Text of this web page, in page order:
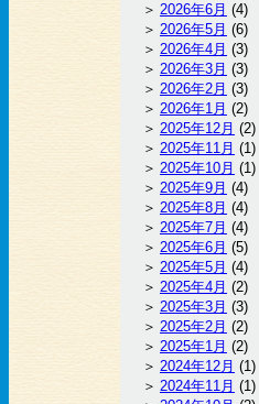
2026年6月 (4)
2026年5月 (6)
2026年4月 (3)
2026年3月 (3)
2026年2月 (3)
2026年1月 (2)
2025年12月 (2)
2025年11月 (1)
2025年10月 (1)
2025年9月 (4)
2025年8月 (4)
2025年7月 (4)
2025年6月 (5)
2025年5月 (4)
2025年4月 (2)
2025年3月 (3)
2025年2月 (2)
2025年1月 (2)
2024年12月 (1)
2024年11月 (1)